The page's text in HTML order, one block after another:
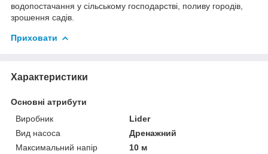
водопостачання у сільському господарстві, поливу городів,
зрошення садів.
Приховати
Характеристики
Основні атрибути
Виробник
Lider
Вид насоса
Дренажний
Максимальний напір
10 м